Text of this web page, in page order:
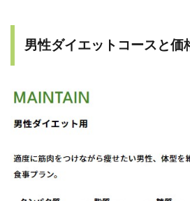
男性ダイエットコースと価